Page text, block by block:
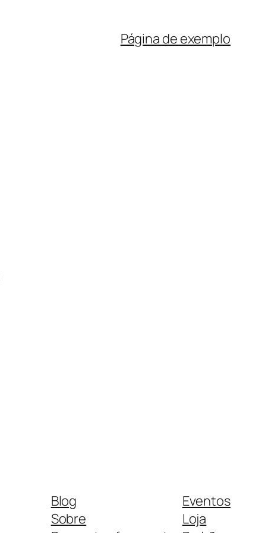
Página de exemplo
Blog
Sobre
Eventos
Loja